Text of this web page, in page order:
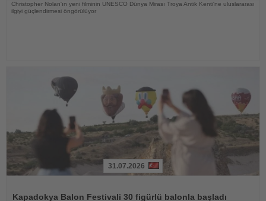
Christopher Nolan'ın yeni filminin UNESCO Dünya Mirası Troya Antik Kenti'ne uluslararası
ilgiyi güçlendirmesi öngörülüyor
31.07.2026
Kapadokya Balon Festivali 30 figürlü balonla başladı